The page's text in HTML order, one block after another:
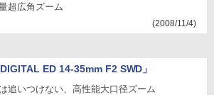
超広角ズーム
(2008/11/4)
ED 14-35mm F2 SWD」
追いつけない、高性能大口径ズーム